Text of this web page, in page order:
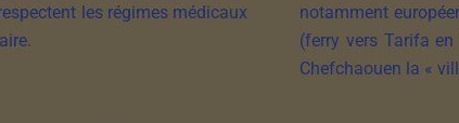
les régimes médicaux
notamment
(ferry vers Tarifa
Chefchaouen la «